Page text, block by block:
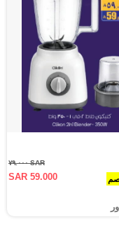
SAR ٧٩.٠٠٠
SAR 59.000